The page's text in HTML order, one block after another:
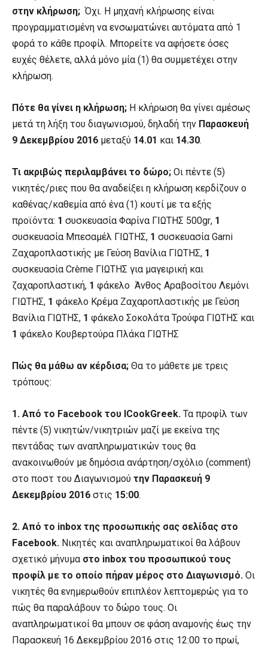
στην κλήρωση; Όχι. Η μηχανή κλήρωσης είναι
προγραμματισμένη να ενσωματώνει αυτόματα από 1
φορά το κάθε προφίλ. Μπορείτε να αφήσετε όσες
ευχές θέλετε, αλλά μόνο μία (1) θα συμμετέχει στην
κλήρωση.
Πότε θα γίνει η κλήρωση; Η κλήρωση θα γίνει αμέσως
μετά τη λήξη του διαγωνισμού, δηλαδή την Παρασκευή
9 Δεκεμβρίου 2016 μεταξύ 14.01 και 14.30.
Τι ακριβώς περιλαμβάνει το δώρο; Οι πέντε (5)
νικητές/ριες που θα αναδείξει η κλήρωση κερδίζουν ο
καθένας/καθεμία από ένα (1) κουτί με τα εξής
προϊόντα: 1 συσκευασία Φαρίνα ΓΙΩΤΗΣ 500gr, 1
συσκευασία Μπεσαμέλ ΓΙΩΤΗΣ, 1 συσκευασία Garni
Ζαχαροπλαστικής με Γεύση Βανίλια ΓΙΩΤΗΣ, 1
συσκευασία Crème ΓΙΩΤΗΣ για μαγειρική και
ζαχαροπλαστική, 1 φάκελο Άνθος Αραβοσίτου Λεμόνι
ΓΙΩΤΗΣ, 1 φάκελο Κρέμα Ζαχαροπλαστικής με Γεύση
Βανίλια ΓΙΩΤΗΣ, 1 φάκελο Σοκολάτα Τρούφα ΓΙΩΤΗΣ και
1 φάκελο Κουβερτούρα Πλάκα ΓΙΩΤΗΣ
Πώς θα μάθω αν κέρδισα; Θα το μάθετε με τρεις
τρόπους:
1. Από το Facebook του ICookGreek. Τα προφίλ των
πέντε (5) νικητών/νικητριών μαζί με εκείνα της
πεντάδας των αναπληρωματικών τους θα
ανακοινωθούν με δημόσια ανάρτηση/σχόλιο (comment)
στο ποστ του Διαγωνισμού την Παρασκευή 9
Δεκεμβρίου 2016 στις 15:00.
2. Από το inbox της προσωπικής σας σελίδας στο
Facebook. Νικητές και αναπληρωματικοί θα λάβουν
σχετικό μήνυμα στο inbox του προσωπικού τους
προφίλ με το οποίο πήραν μέρος στο Διαγωνισμό. Οι
νικητές θα ενημερωθούν επιπλέον λεπτομερώς για το
πώς θα παραλάβουν το δώρο τους. Οι
αναπληρωματικοί θα μπουν σε φάση αναμονής έως την
Παρασκευή 16 Δεκεμβρίου 2016 στις 12:00 το πρωί,